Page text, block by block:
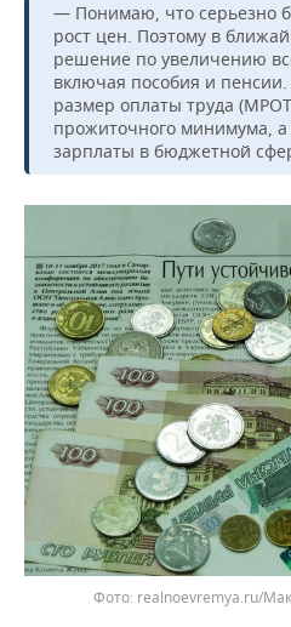
— Понимаю, что серьезно
рост цен. Поэтому в
решение по увеличению
включая пособия и
размер оплаты труда
прожиточного минимума,
зарплаты в бюджетной
realnoevremya.ru/